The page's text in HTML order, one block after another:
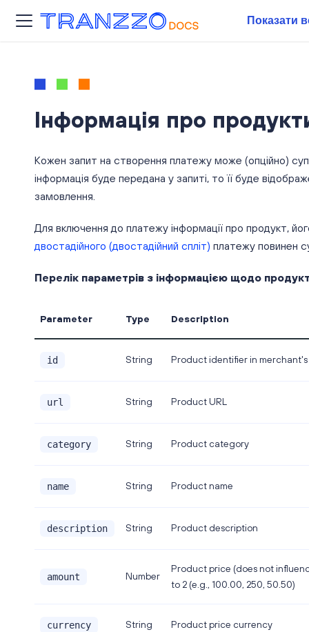
Показати
Інформація про
Кожен запит на створення платежу може (опційно)
інформація буде передана у запиті, то її буде
замовлення.
Для включення до платежу інформації про продукт,
двостадійного (двостадійний спліт) платежу повинен
Перелік параметрів з інформацією щодо
Parameter Type Description
id String Product identifier in merchant's
url String Product URL
category String Product category
name String Product name
description String Product description
amount Number
Product price (does not
to 2 (e.g., 100.00, 250, 50.50)
currency String Product price currency